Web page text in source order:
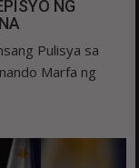
NG
Pulisya sa
Marfa ng